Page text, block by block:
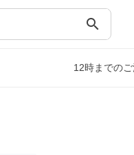
search
12時までの